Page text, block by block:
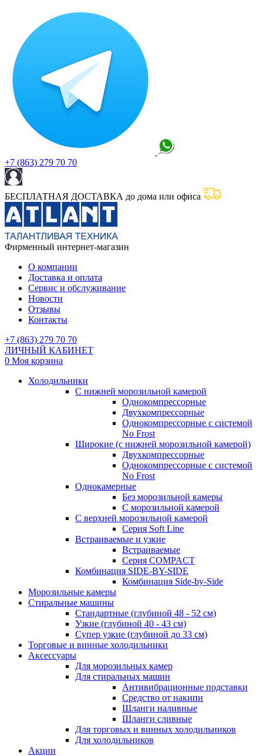
+7 (863) 279 70 70
БЕСПЛАТНАЯ ДОСТАВКА до дома или офиса
Фирменный интернет-магазин
О компании
Доставка и оплата
Сервис и обслуживание
Новости
Отзывы
Контакты
+7 (863) 279 70 70
ЛИЧНЫЙ КАБИНЕТ
0 Моя корзина
Холодильники
С нижней морозильной камерой
Однокомпрессорные
Двухкомпрессорные
Однокомпрессорные с системой
No Frost
Широкие (с нижней морозильной камерой)
Двухкомпрессорные
Однокомпрессорные с системой
No Frost
Однокамерные
Без морозильной камеры
С морозильной камерой
С верхней морозильной камерой
Серия Soft Line
Встраиваемые и узкие
Встраиваемые
Серия СOMPACT
Комбинация SIDE-BY-SIDE
Комбинация Side-by-Side
Морозильные камеры
Стиральные машины
Стандартные (глубиной 48 - 52 см)
Узкие (глубиной 40 - 43 см)
Супер узкие (глубиной до 33 см)
Торговые и винные холодильники
Аксессуары
Для морозильных камер
Для стиральных машин
Антивибрационные подставки
Средство от накипи
Шланги наливные
Шланги сливные
Для торговых и винных холодильников
Для холодильников
Акции